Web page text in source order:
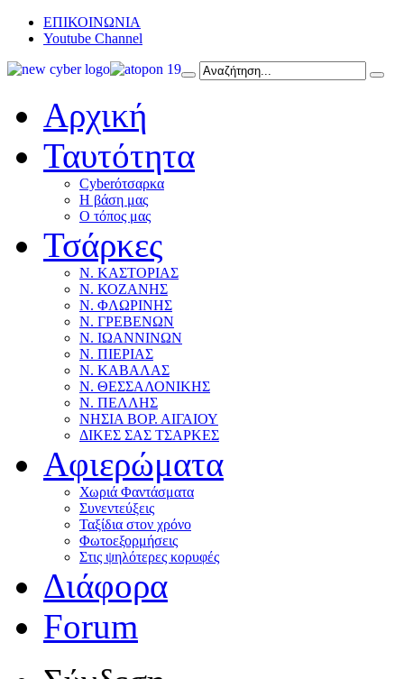
ΕΠΙΚΟΙΝΩΝΙΑ
Youtube Channel
Αρχική
Ταυτότητα
Cyberότσαρκα
Η βάση μας
Ο τόπος μας
Τσάρκες
Ν. ΚΑΣΤΟΡΙΑΣ
Ν. ΚΟΖΑΝΗΣ
Ν. ΦΛΩΡΙΝΗΣ
Ν. ΓΡΕΒΕΝΩΝ
Ν. ΙΩΑΝΝΙΝΩΝ
Ν. ΠΙΕΡΙΑΣ
Ν. ΚΑΒΑΛΑΣ
Ν. ΘΕΣΣΑΛΟΝΙΚΗΣ
Ν. ΠΕΛΛΗΣ
ΝΗΣΙΑ ΒΟΡ. ΑΙΓΑΙΟΥ
ΔΙΚΕΣ ΣΑΣ ΤΣΑΡΚΕΣ
Αφιερώματα
Χωριά Φαντάσματα
Συνεντεύξεις
Ταξίδια στον χρόνο
Φωτοεξορμήσεις
Στις ψηλότερες κορυφές
Διάφορα
Forum